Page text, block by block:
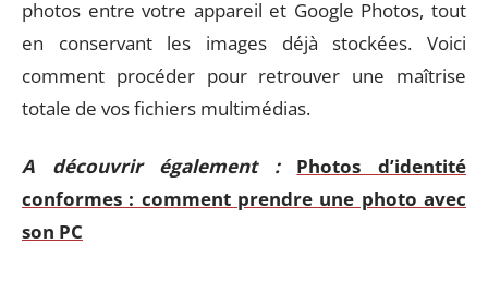
photos entre votre appareil et Google Photos, tout
en conservant les images déjà stockées. Voici
comment procéder pour retrouver une maîtrise
totale de vos fichiers multimédias.
A découvrir également :
Photos d’identité
conformes : comment prendre une photo avec
son PC